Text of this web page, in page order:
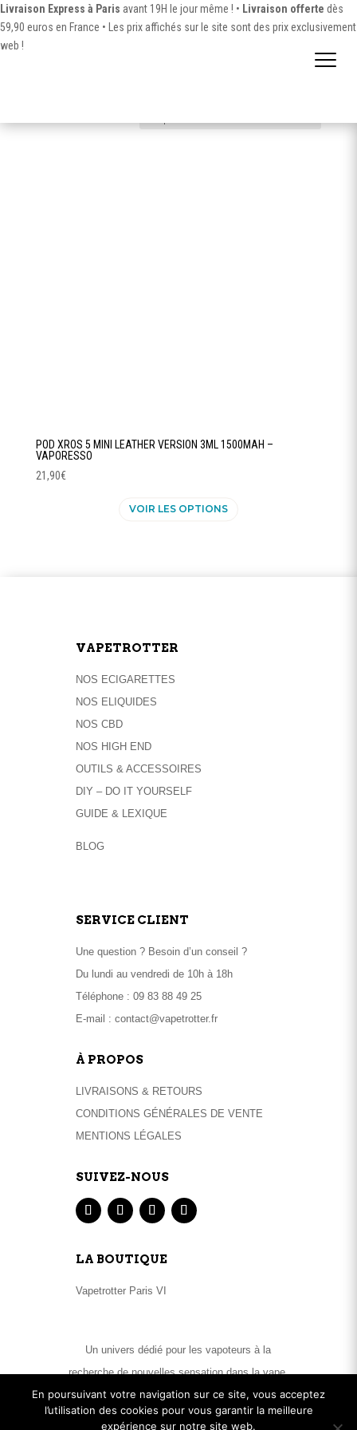
Livraison Express à Paris avant 19H le jour même ! • Livraison offerte dès
59,90 euros en France •
Les prix affichés sur le site sont des prix exclusivement
web !
POD XROS 5 MINI LEATHER VERSION 3ML 1500MAH –
VAPORESSO
21,90€
VOIR LES OPTIONS
produit
être
sur
la
VAPETROTTER
NOS ECIGARETTES
NOS ELIQUIDES
NOS CBD
NOS HIGH END
OUTILS & ACCESSOIRES
DIY – DO IT YOURSELF
GUIDE & LEXIQUE
BLOG
SERVICE CLIENT
Une question ? Besoin d’un conseil ?
Du lundi au vendredi de 10h à 18h
Téléphone : 09 83 88 49 25
E-mail : contact@vapetrotter.fr
À PROPOS
LIVRAISONS & RETOURS
CONDITIONS GÉNÉRALES DE VENTE
MENTIONS LÉGALES
SUIVEZ-NOUS
LA BOUTIQUE
Vapetrotter Paris VI
Un univers dédié pour les vapoteurs à la
recherche de nouvelles sensation dans la vape.
Matériels High End et large sélection de e-
liquides .
En poursuivant votre navigation sur ce site, vous acceptez
l’utilisation des cookies pour vous garantir la meilleure
expérience sur notre site web.